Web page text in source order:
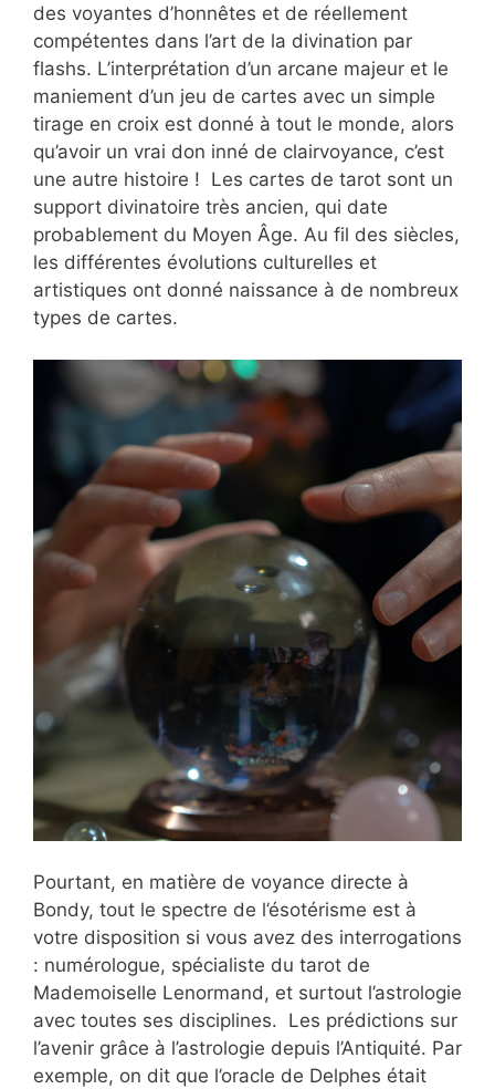
des voyantes d’honnêtes et de réellement
compétentes dans l’art de la divination par
flashs. L’interprétation d’un arcane majeur et le
maniement d’un jeu de cartes avec un simple
tirage en croix est donné à tout le monde, alors
qu’avoir un vrai don inné de clairvoyance, c’est
une autre histoire ! Les cartes de tarot sont un
support divinatoire très ancien, qui date
probablement du Moyen Âge. Au fil des siècles,
les différentes évolutions culturelles et
artistiques ont donné naissance à de nombreux
types de cartes.
Pourtant, en matière de voyance directe à
Bondy, tout le spectre de l’ésotérisme est à
votre disposition si vous avez des interrogations
: numérologue, spécialiste du tarot de
Mademoiselle Lenormand, et surtout l’astrologie
avec toutes ses disciplines. Les prédictions sur
l’avenir grâce à l’astrologie depuis l’Antiquité. Par
exemple, on dit que l’oracle de Delphes était